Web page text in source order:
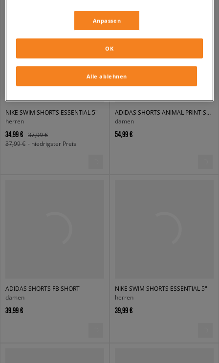
NIKE SWIM SHORTS ESSENTIAL 5"
herren
34,99 €
37,99 €
37,99 € - niedrigster Preis
ADIDAS SHORTS ANIMAL PRINT SPRINTER SHORT
damen
54,99 €
ADIDAS SHORTS FB SHORT
damen
39,99 €
NIKE SWIM SHORTS ESSENTIAL 5"
herren
39,99 €
Anpassen
Alle ablehnen
OK